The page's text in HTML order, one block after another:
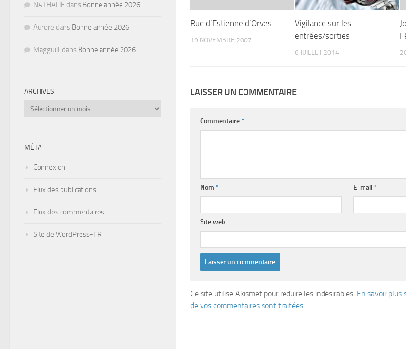
Rue d’Estienne d’Orves
19 NOVEMBRE 2007
Vigilance sur les
entrées/sorties
6 JUILLET 2014
LAISSER UN COMMENTAIRE
Commentaire*
Nom * E-mail*
Site web
Ce site utilise Akismet pour réduire les indésirables. En savoir plus
de vos commentaires sont traitées
NATHALIE dans Bonne année 2026
Aurore dans Bonne année 2026
Magguilli dans Bonne année 2026
ARCHIVES
Archives
MÉTA
Connexion
Flux des publications
Flux des commentaires
Site de WordPress-FR